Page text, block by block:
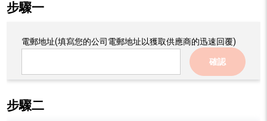
步驟一
電郵地址(填寫您的公司電郵地址以獲取供應商的迅速回覆)
確認
步驟二